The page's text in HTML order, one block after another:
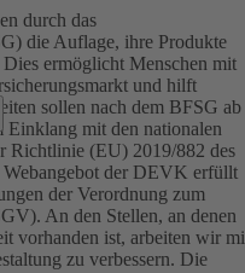
durch das
die Auflage, ihre Produkte
Dies ermöglicht Menschen mit
und hilft
sollen nach dem BFSG ab
Einklang mit den nationalen
Richtlinie (EU) 2019/882 des
Webangebot der DEVK erfüllt
der Verordnung zum
An den Stellen, an denen
vorhanden ist, arbeiten wir
zu verbessern. Die